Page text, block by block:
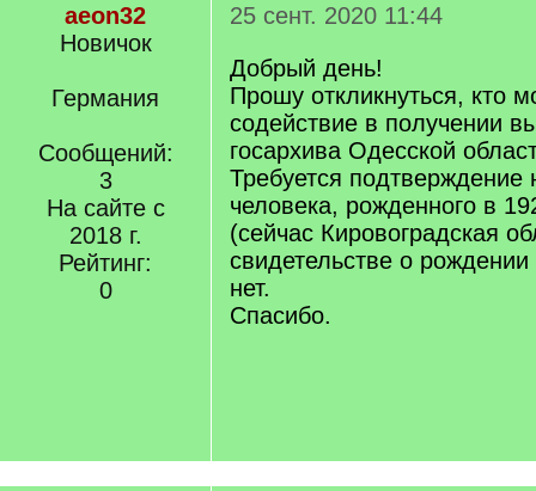
aeon32
Новичок
Германия
Сообщений:
3
На сайте с
2018 г.
Рейтинг:
0
25 сент. 2020 11:44
Добрый день!
Прошу откликнуться, кто
содействие в получении
госархива Одесской
Требуется подтверждение
человека, рожденного в
(сейчас Кировоградская
свидетельстве о
нет.
Спасибо.